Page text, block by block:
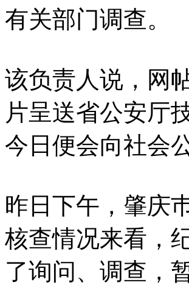
有关部门调查。
该负责人说，网
片呈送省公安厅
今日便会向社会
昨日下午，肇庆
核查情况来看，
了询问、调查，